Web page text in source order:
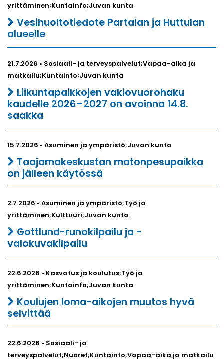
yrittäminen;Kuntainfo;Juvan kunta
Vesihuoltotiedote Partalan ja Huttulan
alueelle
21.7.2026 • Sosiaali- ja terveyspalvelut;Vapaa-aika ja
matkailu;Kuntainfo;Juvan kunta
Liikuntapaikkojen vakiovuorohaku
kaudelle 2026–2027 on avoinna 14.8.
saakka
15.7.2026 • Asuminen ja ympäristö;Juvan kunta
Taajamakeskustan matonpesupaikka
on jälleen käytössä
2.7.2026 • Asuminen ja ympäristö;Työ ja
yrittäminen;Kulttuuri;Juvan kunta
Gottlund-runokilpailu ja -
valokuvakilpailu
22.6.2026 • Kasvatus ja koulutus;Työ ja
yrittäminen;Kuntainfo;Juvan kunta
Koulujen loma-aikojen muutos hyvä
selvittää
22.6.2026 • Sosiaali- ja
terveyspalvelut;Nuoret;Kuntainfo;Vapaa-aika ja matkailu